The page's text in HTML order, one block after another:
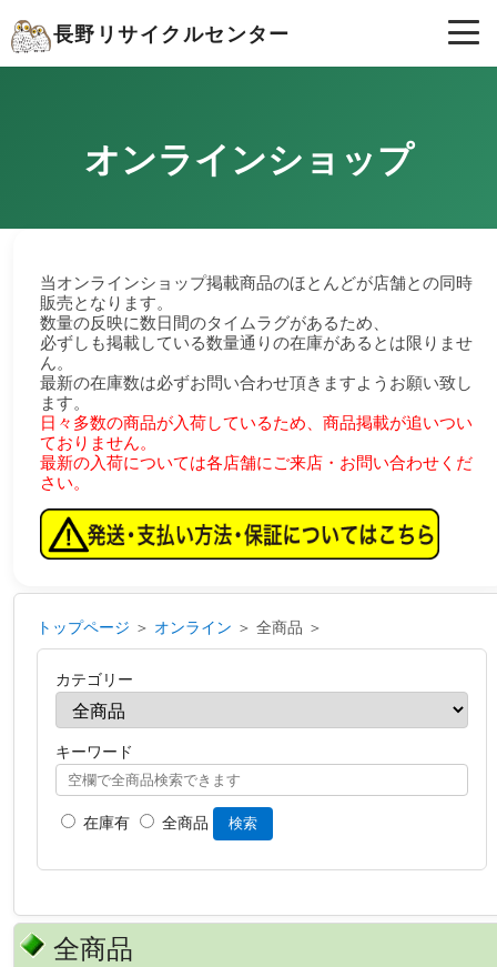
長野リサイクルセンター
オンラインショップ
当オンラインショップ掲載商品のほとんどが店舗との同時
販売となります。
数量の反映に数日間のタイムラグがあるため、
必ずしも掲載している数量通りの在庫があるとは限りませ
ん。
最新の在庫数は必ずお問い合わせ頂きますようお願い致し
ます。
日々多数の商品が入荷しているため、商品掲載が追いつい
ておりません。
最新の入荷については各店舗にご来店・お問い合わせくだ
さい。
トップページ ＞ オンライン ＞ 全商品 ＞
カテゴリー
キーワード
在庫有 全商品 検索
全商品